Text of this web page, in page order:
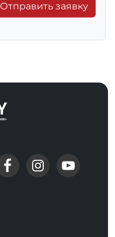
Отправить заявку